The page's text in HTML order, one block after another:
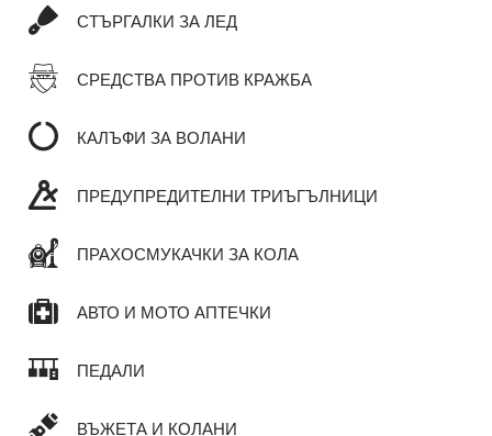
СТЪРГАЛКИ ЗА ЛЕД
СРЕДСТВА ПРОТИВ КРАЖБА
КАЛЪФИ ЗА ВОЛАНИ
ПРЕДУПРЕДИТЕЛНИ ТРИЪГЪЛНИЦИ
ПРАХОСМУКАЧКИ ЗА КОЛА
АВТО И МОТО АПТЕЧКИ
ПЕДАЛИ
ВЪЖЕТА И КОЛАНИ